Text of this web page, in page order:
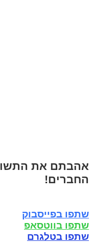
אהבתם את
החברים!
שתפו בפייסבוק
שתפו בווטסאפ
שתפו בטלגרם